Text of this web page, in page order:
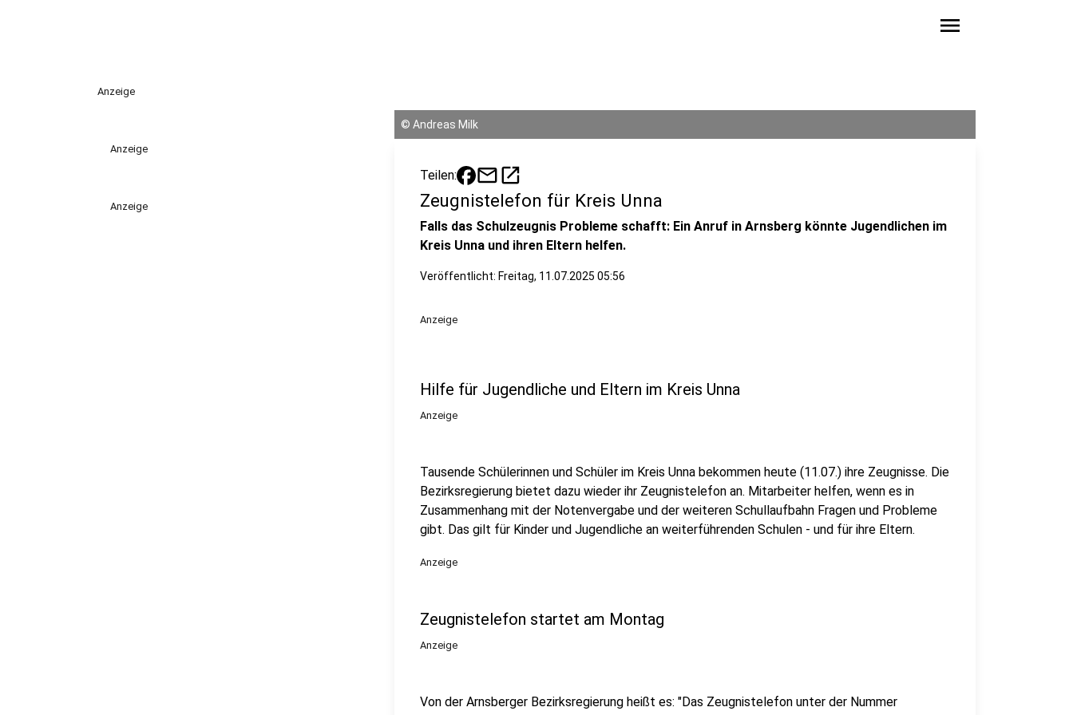
menu
Anzeige
Anzeige
Anzeige
© Andreas Milk
Teilen: mailopen_in_new
Zeugnistelefon für Kreis Unna
Falls das Schulzeugnis Probleme schafft: Ein Anruf in Arnsberg könnte Jugendlichen im
Kreis Unna und ihren Eltern helfen.
Veröffentlicht: Freitag, 11.07.2025 05:56
Anzeige
Hilfe für Jugendliche und Eltern im Kreis Unna
Anzeige
Tausende Schülerinnen und Schüler im Kreis Unna bekommen heute (11.07.) ihre Zeugnisse. Die
Bezirksregierung bietet dazu wieder ihr Zeugnistelefon an. Mitarbeiter helfen, wenn es in
Zusammenhang mit der Notenvergabe und der weiteren Schullaufbahn Fragen und Probleme
gibt. Das gilt für Kinder und Jugendliche an weiterführenden Schulen - und für ihre Eltern.
Anzeige
Zeugnistelefon startet am Montag
Anzeige
Von der Arnsberger Bezirksregierung heißt es: "Das Zeugnistelefon unter der Nummer